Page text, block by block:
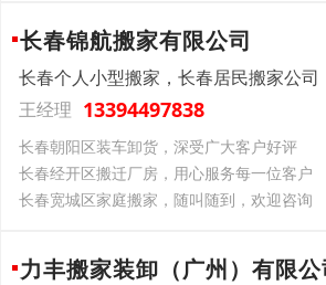
长春锦航搬家有限公司
长春个人小型搬家，长春居民搬家公
王经理 13394497838
长春朝阳区装车卸货，深受广大客户好评
长春经开区搬迁厂房，用心服务每一位客户
长春宽城区家庭搬家，随叫随到，欢迎咨询
力丰搬家装卸（广州）有限公